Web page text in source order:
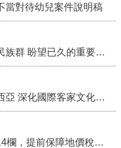
當對待幼兒案件說明稿
行政院核定西拉雅族為平埔原住民族群 盼望已久的重要時刻到來！8月13日起受理民族成員名冊登記
苗栗客家青少年訪問團前進馬來西亞 深化國際客家文化交流
移轉土地勾選土地現值申報書第14欄，提前保障地價稅節稅權益